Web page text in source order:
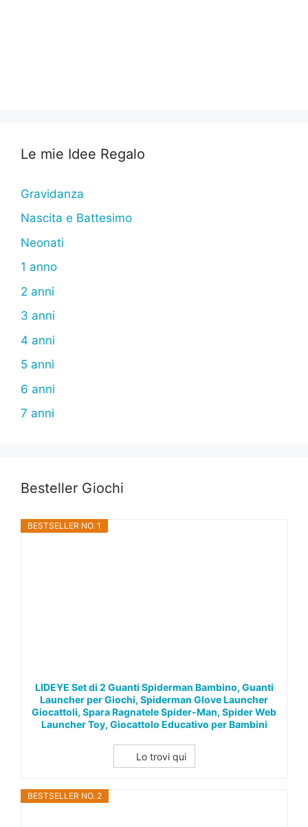
Le mie Idee Regalo
Gravidanza
Nascita e Battesimo
Neonati
1 anno
2 anni
3 anni
4 anni
5 anni
6 anni
7 anni
Besteller Giochi
BESTSELLER NO. 1
LIDEYE Set di 2 Guanti Spiderman Bambino, Guanti
Launcher per Giochi, Spiderman Glove Launcher
Giocattoli, Spara Ragnatele Spider-Man, Spider Web
Launcher Toy, Giocattolo Educativo per Bambini
Lo trovi qui
BESTSELLER NO. 2